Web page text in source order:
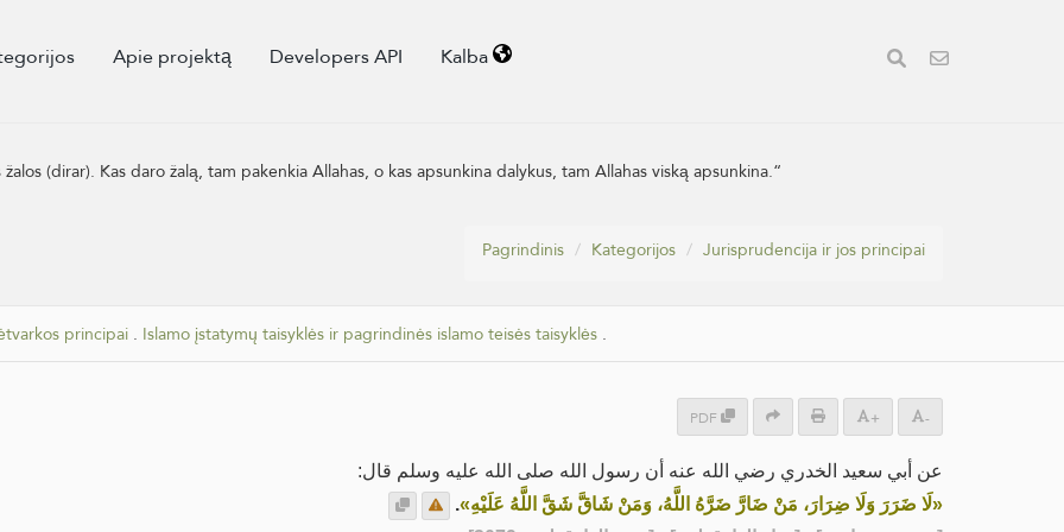
Apie projektą Developers API Kalba
(dirar). Kas daro žalą, tam pakenkia Allahas, o kas apsunkina dalykus, tam Allahas viską apsunkina.“
Pagrindinis Kategorijos Jurisprudencija ir jos principai
principai . Islamo įstatymų taisyklės ir pagrindinės islamo teisės taisyklės .
PDF + -
عن أبي سعيد الخدري رضي الله عنه أن رسول الله صلى الله عليه وسلم قال:
«لَا ضَرَرَ وَلَا ضِرَارَ، مَنْ ضَارَّ ضَرَّهُ اللَّهُ، وَمَنْ شَاقَّ شَقَّ اللَّهُ عَلَيْهِ».